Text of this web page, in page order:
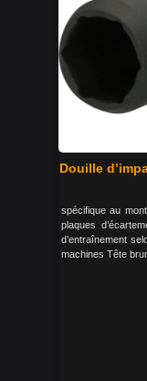
Douille
spécifique au
plaques
d’entraînement
machines Tête